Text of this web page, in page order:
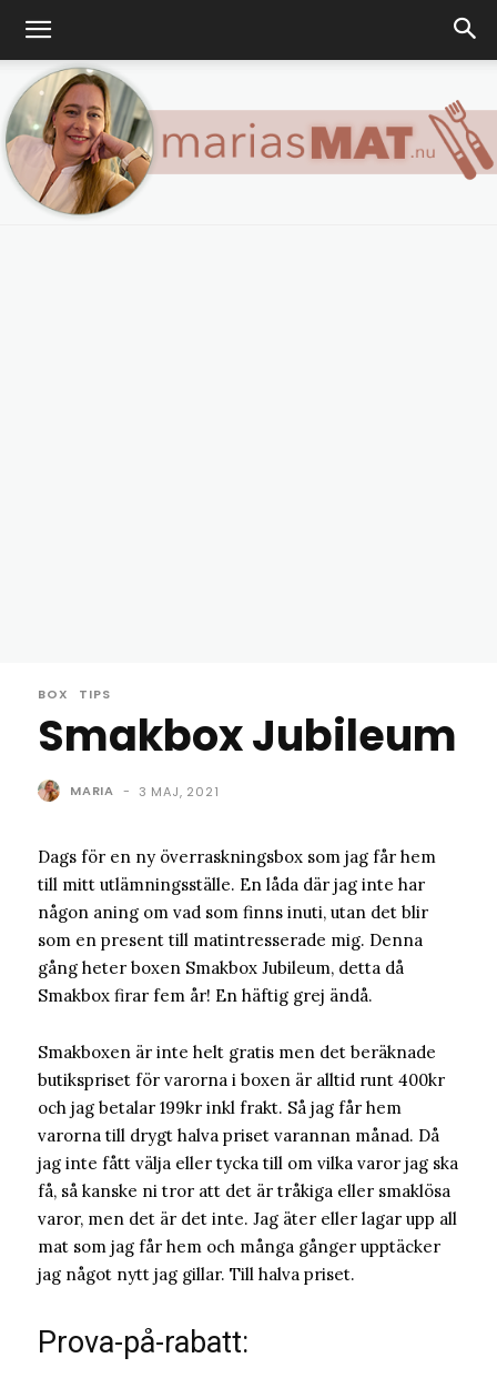
BOX TIPS
Smakbox Jubileum
MARIA - 3 MAJ, 2021
Dags för en ny överraskningsbox som jag får hem
till mitt utlämningsställe. En låda där jag inte har
någon aning om vad som finns inuti, utan det blir
som en present till matintresserade mig. Denna
gång heter boxen Smakbox Jubileum, detta då
Smakbox firar fem år! En häftig grej ändå.
Smakboxen är inte helt gratis men det beräknade
butikspriset för varorna i boxen är alltid runt 400kr
och jag betalar 199kr inkl frakt. Så jag får hem
varorna till drygt halva priset varannan månad. Då
jag inte fått välja eller tycka till om vilka varor jag ska
få, så kanske ni tror att det är tråkiga eller smaklösa
varor, men det är det inte. Jag äter eller lagar upp all
mat som jag får hem och många gånger upptäcker
jag något nytt jag gillar. Till halva priset.
Prova-på-rabatt: